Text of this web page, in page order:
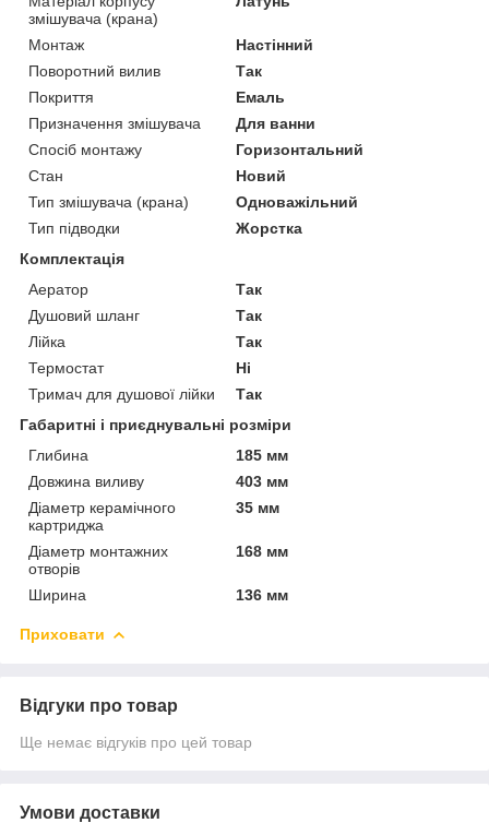
змішувача (крана)
Монтаж
Настінний
Поворотний вилив
Так
Покриття
Емаль
Призначення змішувача
Для ванни
Спосіб монтажу
Горизонтальний
Стан
Новий
Тип змішувача (крана)
Одноважільний
Тип підводки
Жорстка
Комплектація
Аератор
Так
Душовий шланг
Так
Лійка
Так
Термостат
Ні
Тримач для душової лійки
Так
Габаритні і приєднувальні розміри
Глибина
185 мм
Довжина виливу
403 мм
Діаметр керамічного
картриджа
35 мм
Діаметр монтажних
отворів
168 мм
Ширина 136 мм
Приховати
Відгуки про товар
Ще немає відгуків про цей товар
Умови доставки